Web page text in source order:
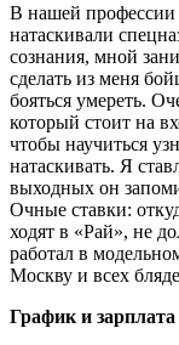
В нашей
натаскивали
сознания, мной
сделать из меня
бояться умереть.
который стоит на
чтобы научиться
натаскивать. Я
выходных он
Очные ставки:
ходят в «Рай», не
работал в
Москву и всех
График и зарплата